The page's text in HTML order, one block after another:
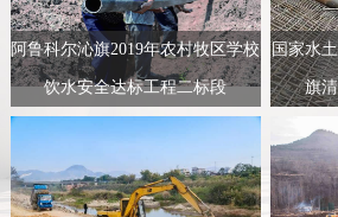
阿鲁科尔沁旗2019年农村牧区学校
饮水安全达标工程二标段
国家水
旗